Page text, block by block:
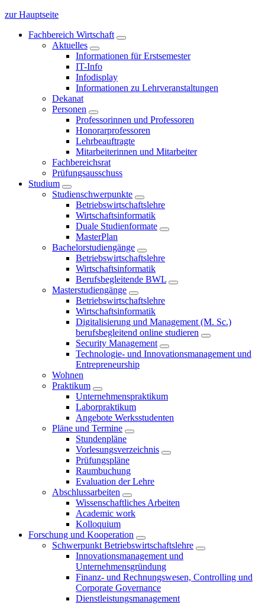
zur Hauptseite
Fachbereich Wirtschaft
Aktuelles
Informationen für Erstsemester
IT-Info
Infodisplay
Informationen zu Lehrveranstaltungen
Dekanat
Personen
Professorinnen und Professoren
Honorarprofessoren
Lehrbeauftragte
Mitarbeiterinnen und Mitarbeiter
Fachbereichsrat
Prüfungsausschuss
Studium
Studienschwerpunkte
Betriebswirtschaftslehre
Wirtschaftsinformatik
Duale Studienformate
MasterPlan
Bachelorstudiengänge
Betriebswirtschaftslehre
Wirtschaftsinformatik
Berufsbegleitende BWL
Masterstudiengänge
Betriebswirtschaftslehre
Wirtschaftsinformatik
Digitalisierung und Management (M. Sc.)
berufsbegleitend online studieren
Security Management
Technologie- und Innovationsmanagement und
Entrepreneurship
Wohnen
Praktikum
Unternehmenspraktikum
Laborpraktikum
Angebote Werksstudenten
Pläne und Termine
Stundenpläne
Vorlesungsverzeichnis
Prüfungspläne
Raumbuchung
Evaluation der Lehre
Abschlussarbeiten
Wissenschaftliches Arbeiten
Academic work
Kolloquium
Forschung und Kooperation
Schwerpunkt Betriebswirtschaftslehre
Innovationsmanagement und
Unternehmensgründung
Finanz- und Rechnungswesen, Controlling und
Corporate Governance
Dienstleistungsmanagement